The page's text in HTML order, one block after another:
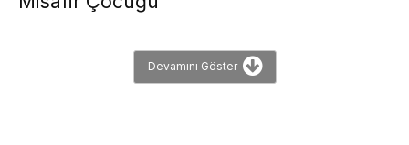
Devamını Göster